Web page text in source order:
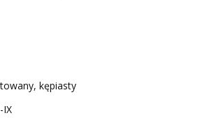
kępiasty
IX